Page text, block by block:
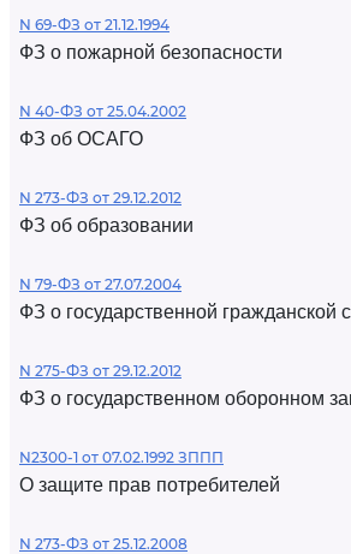
N 69-ФЗ от 21.12.1994
ФЗ о пожарной безопасности
N 40-ФЗ от 25.04.2002
ФЗ об ОСАГО
N 273-ФЗ от 29.12.2012
ФЗ об образовании
N 79-ФЗ от 27.07.2004
ФЗ о государственной гражданской
N 275-ФЗ от 29.12.2012
ФЗ о государственном оборонном
N2300-1 от 07.02.1992 ЗППП
О защите прав потребителей
N 273-ФЗ от 25.12.2008